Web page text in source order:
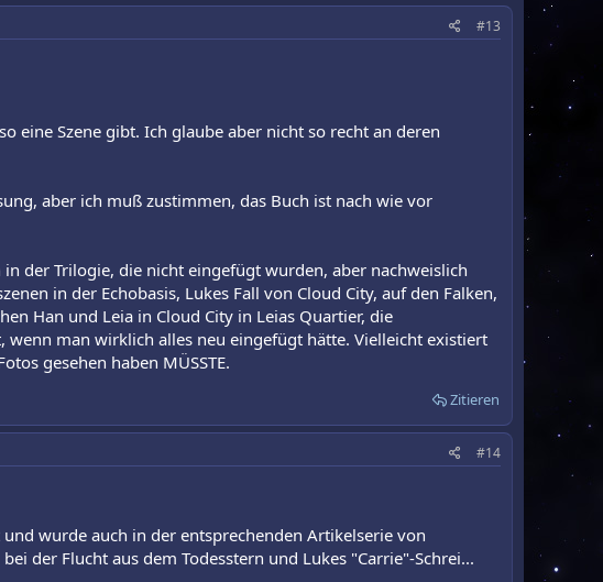
#13
eine Szene gibt. Ich glaube aber nicht so recht an deren
aber ich muß zustimmen, das Buch ist nach wie vor
der Trilogie, die nicht eingefügt wurden, aber nachweislich
in der Echobasis, Lukes Fall von Cloud City, auf den Falken,
Han und Leia in Cloud City in Leias Quartier, die
wenn man wirklich alles neu eingefügt hätte. Vielleicht existiert
gesehen haben MÜSSTE.
Zitieren
#14
wurde auch in der entsprechenden Artikelserie von
der Flucht aus dem Todesstern und Lukes "Carrie"-Schrei...